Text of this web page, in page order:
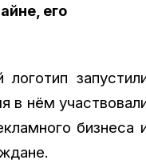
его
в нём
бизнеса